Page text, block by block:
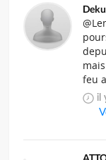
Deku
feu
il